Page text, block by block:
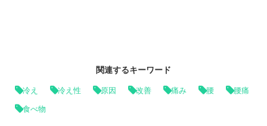
関連するキーワード
冷え 冷え性 原因 改善 痛み 腰 腰痛
食べ物